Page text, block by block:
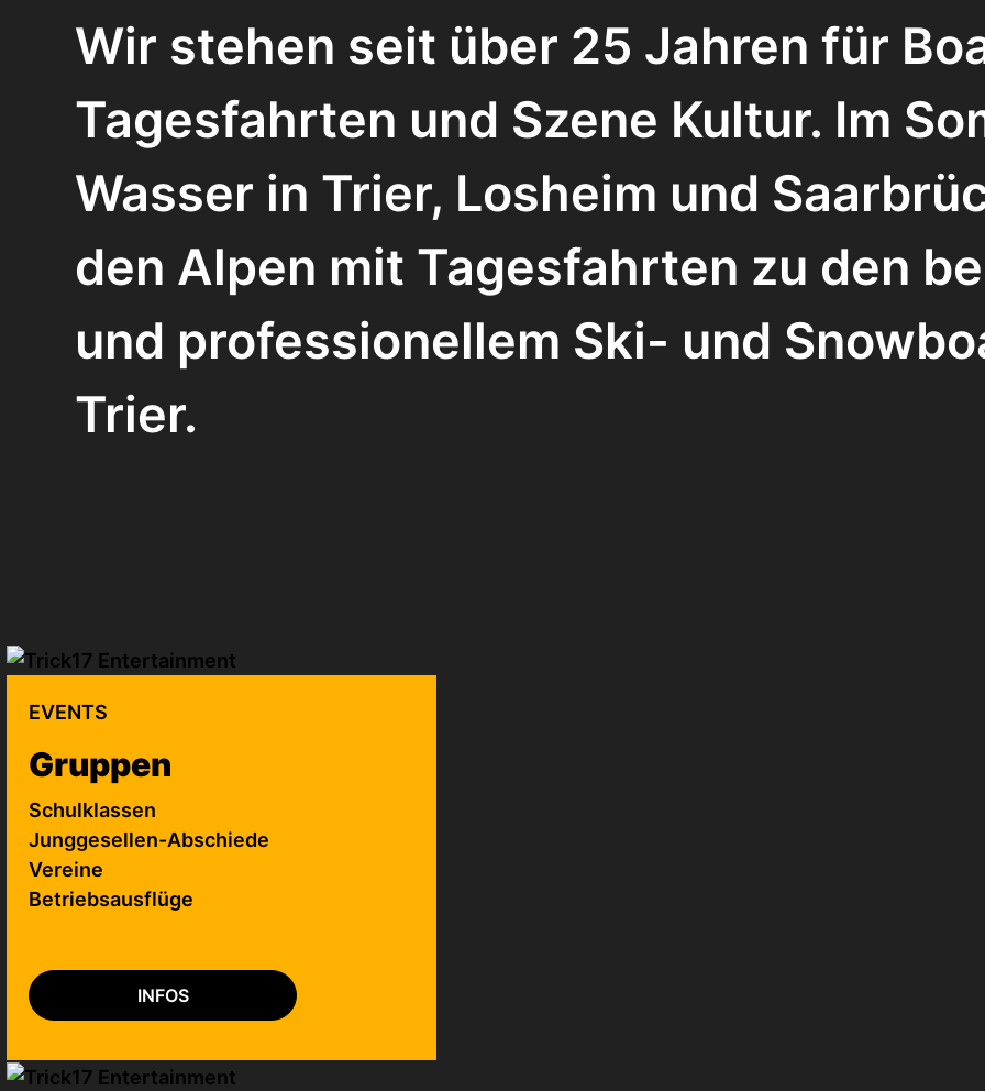
Wir stehen seit über 25 Jahren für
Tagesfahrten und Szene Kultur. Im
Wasser in Trier, Losheim und
den Alpen mit Tagesfahrten zu den
und professionellem Ski- und
Trier.
EVENTS
Gruppen
Schulklassen
Junggesellen-Abschiede
Vereine
Betriebsausflüge
INFOS